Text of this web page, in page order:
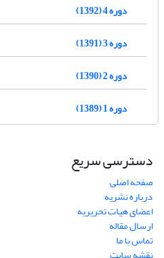
دوره 4 (1392)
دوره 3 (1391)
دوره 2 (1390)
دوره 1 (1389)
دسترسی سریع
صفحه اصلی
درباره نشریه
اعضای هیات تحریریه
ارسال مقاله
تماس با ما